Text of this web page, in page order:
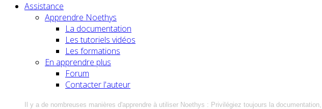
Assistance
Apprendre Noethys
La documentation
Les tutoriels vidéos
Les formations
En apprendre plus
Forum
Contacter l'auteur
Il y a de nombreuses manières d'apprendre à utiliser Noethys : Privilégiez toujours la documentation,